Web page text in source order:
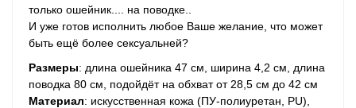
только ошейник.... на поводке..
И уже готов исполнить любое Ваше желание, что может
быть ещё более сексуальней?
Размеры: длина ошейника 47 см, ширина 4,2 см, длина
поводка 80 см, подойдёт на обхват от 28,5 см до 42 см
Материал: искусственная кожа (ПУ-полиуретан, PU),